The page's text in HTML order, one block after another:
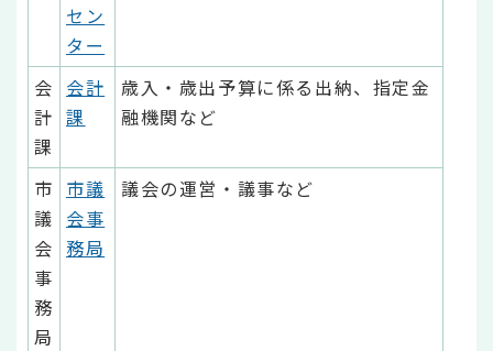
セン
ター
会
計
課
会計
課
歳入・歳出予算に係る出納、指定金
融機関など
市
議
会
事
務
局
市議
会事
務局
議会の運営・議事など